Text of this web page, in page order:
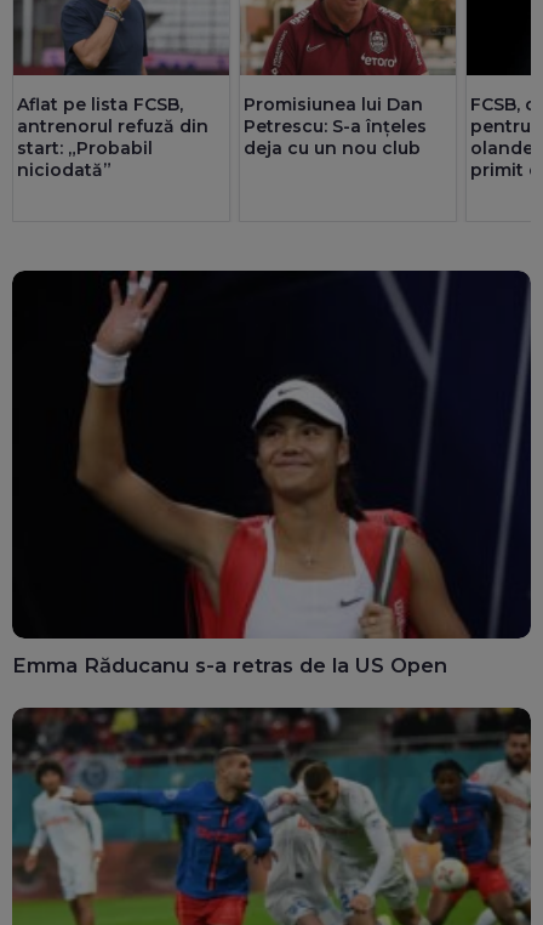
Aflat pe lista FCSB,
antrenorul refuză din
start: „Probabil
niciodată”
Promisiunea lui Dan
Petrescu: S-a înțeles
deja cu un nou club
FCSB,
pentru
primit
Emma Răducanu s-a retras de la US Open